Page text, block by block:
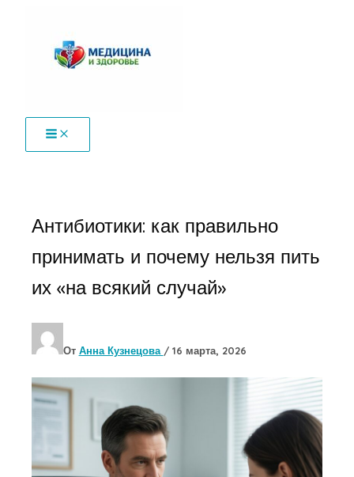
содержимому
Антибиотики: как правильно
принимать и почему нельзя пить
их «на всякий случай»
От Анна Кузнецова / 16 марта, 2026